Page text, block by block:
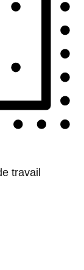
travail